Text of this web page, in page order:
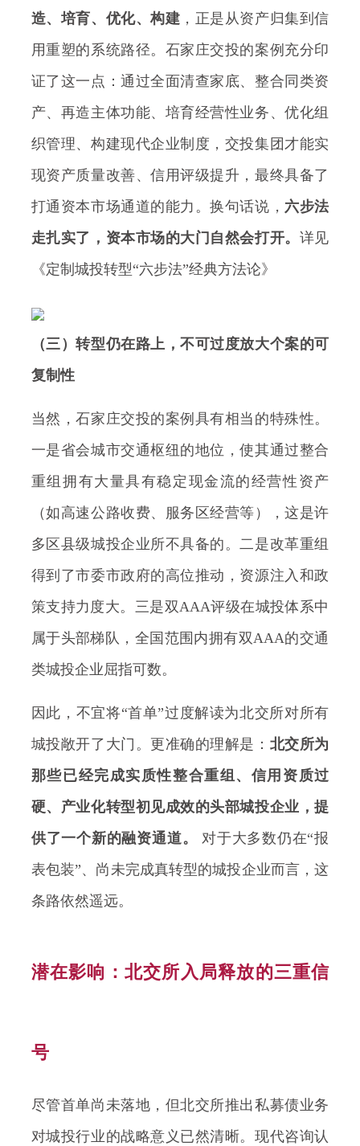
造、培育、优化、构建 ，正是从资产归集到信
用重塑的系统路径。石家庄交投的案例充分印
证了这一点：通过全面清查家底、整合同类资
产、再造主体功能、培育经营性业务、优化组
织管理、构建现代企业制度，交投集团才能实
现资产质量改善、信用评级提升，最终具备了
打通资本市场通道的能力。换句话说， 六步法
走扎实了，资本市场的大门自然会打开。 详见
《定制城投转型“六步法”经典方法论》
（三）转型仍在路上，不可过度放大个案的可
复制性
当然，石家庄交投的案例具有相当的特殊性。
一是省会城市交通枢纽的地位，使其通过整合
重组拥有大量具有稳定现金流的经营性资产
（如高速公路收费、服务区经营等），这是许
多区县级城投企业所不具备的。二是改革重组
得到了市委市政府的高位推动，资源注入和政
策支持力度大。三是双AAA评级在城投体系中
属于头部梯队，全国范围内拥有双AAA的交通
类城投企业屈指可数。
因此，不宜将“首单”过度解读为北交所对所有
城投敞开了大门。更准确的理解是： 北交所为
那些已经完成实质性整合重组、信用资质过
硬、产业化转型初见成效的头部城投企业，提
供了一个新的融资通道。
对于大多数仍在“报
表包装”、尚未完成真转型的城投企业而言，这
条路依然遥远。
潜在影响：北交所入局释放的三重信
号
尽管首单尚未落地，但北交所推出私募债业务
对城投行业的战略意义已然清晰。现代咨询认